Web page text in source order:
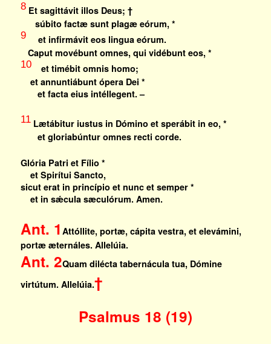
8Et sagittávit illos Deus; †
súbito factæ sunt plagæ eórum, *
9et infirmávit eos lingua eórum.
Caput movébunt omnes, qui vidébunt eos, *
10et timébit omnis homo;
et annuntiábunt ópera Dei *
et facta eius intéllegent. –
11Lætábitur iustus in Dómino et sperábit in eo, *
et gloriabúntur omnes recti corde.
Glória Patri et Fílio *
et Spirítui Sancto,
sicut erat in princípio et nunc et semper *
et in sǽcula sæculórum. Amen.
Ant. 1 Attóllite, portæ, cápita vestra, et elevámini,
portæ æternáles. Allelúia.
Ant. 2Quam dilécta tabernácula tua, Dómine
virtútum. Allelúia.†
Psalmus 18 (19)